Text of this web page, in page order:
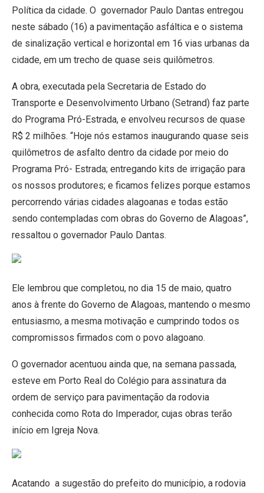
Política da cidade. O governador Paulo Dantas entregou
neste sábado (16) a pavimentação asfáltica e o sistema
de sinalização vertical e horizontal em 16 vias urbanas da
cidade, em um trecho de quase seis quilômetros.
A obra, executada pela Secretaria de Estado do
Transporte e Desenvolvimento Urbano (Setrand) faz parte
do Programa Pró-Estrada, e envolveu recursos de quase
R$ 2 milhões. “Hoje nós estamos inaugurando quase seis
quilômetros de asfalto dentro da cidade por meio do
Programa Pró- Estrada; entregando kits de irrigação para
os nossos produtores; e ficamos felizes porque estamos
percorrendo várias cidades alagoanas e todas estão
sendo contempladas com obras do Governo de Alagoas”,
ressaltou o governador Paulo Dantas.
Ele lembrou que completou, no dia 15 de maio, quatro
anos à frente do Governo de Alagoas, mantendo o mesmo
entusiasmo, a mesma motivação e cumprindo todos os
compromissos firmados com o povo alagoano.
O governador acentuou ainda que, na semana passada,
esteve em Porto Real do Colégio para assinatura da
ordem de serviço para pavimentação da rodovia
conhecida como Rota do Imperador, cujas obras terão
início em Igreja Nova.
Acatando a sugestão do prefeito do município, a rodovia